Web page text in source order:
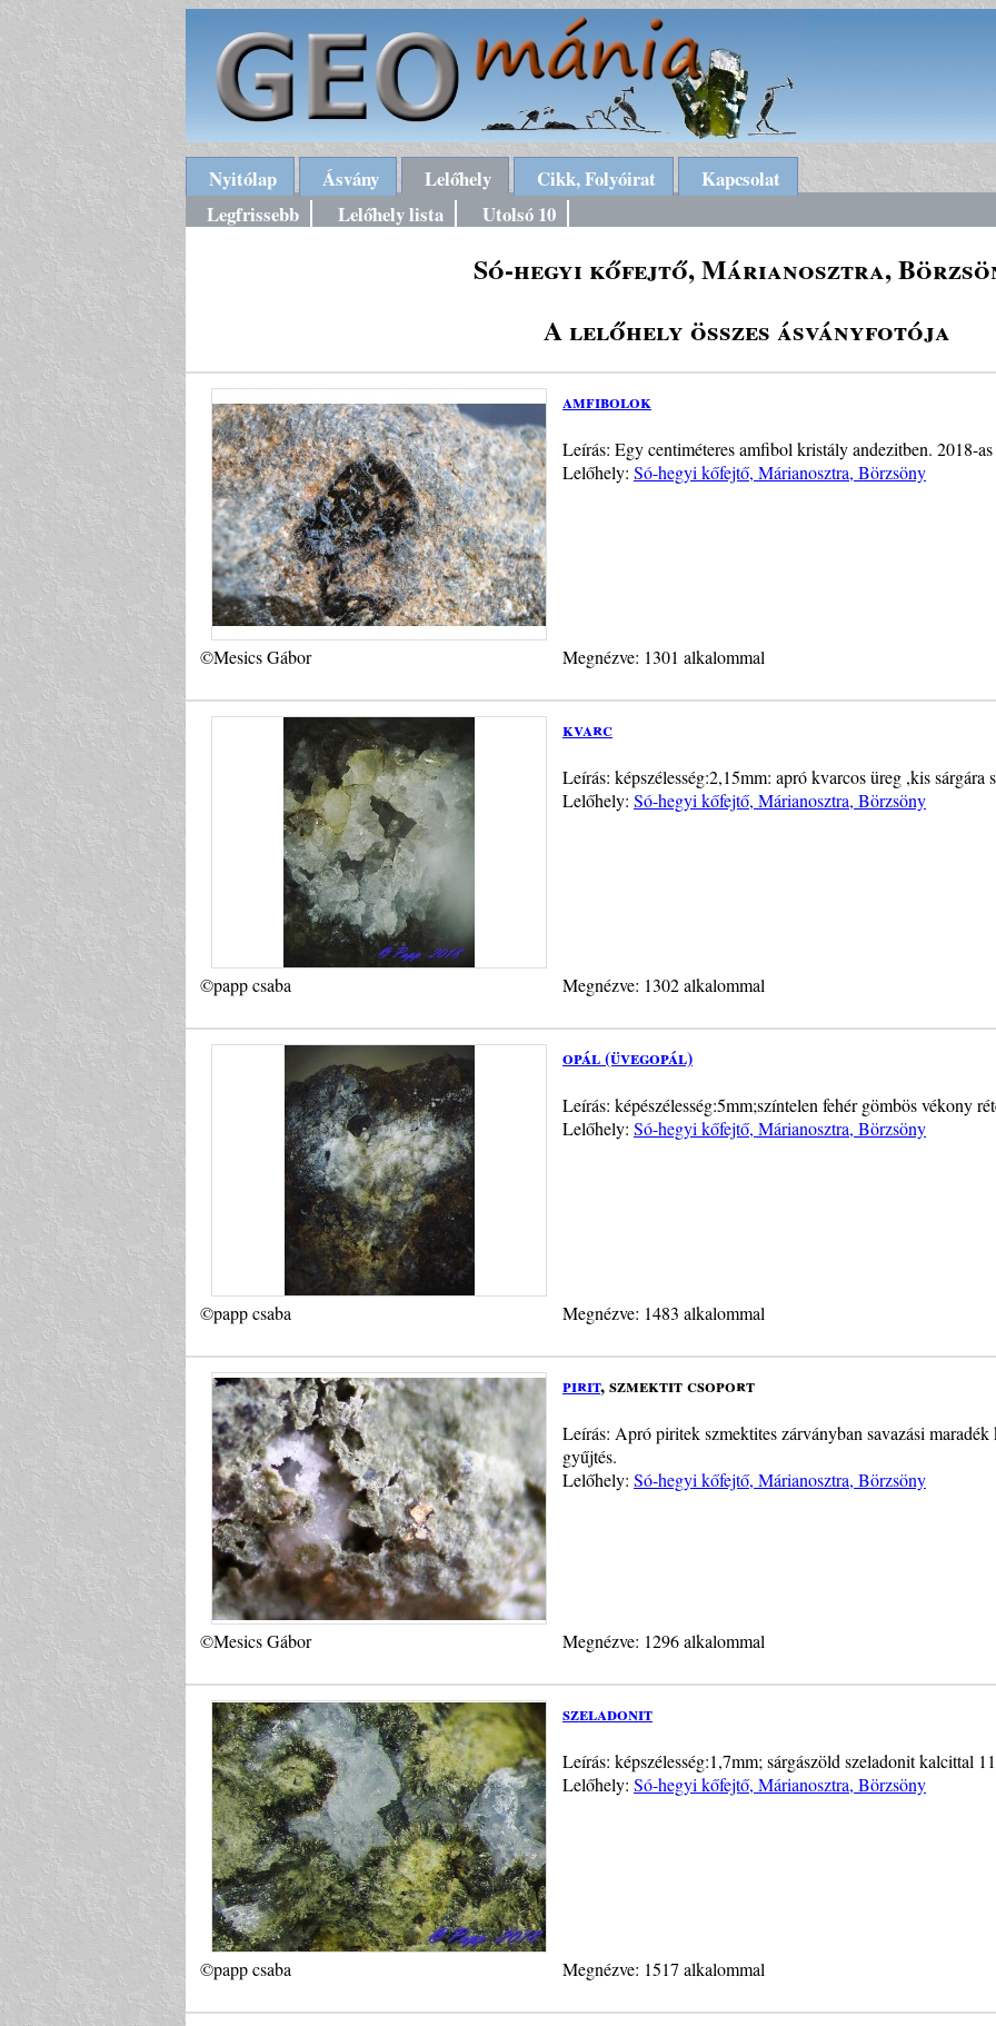
Nyitólap Ásvány Lelőhely Cikk, Folyóirat
Kapcsolat
Legfrissebb
Lelőhely lista Utolsó 10
Só-hegyi kőfejtő, Márianosztra,
A lelőhely összes ásványfotója
amfibolok
Leírás: Egy centiméteres amfibol kristály andezitben. 2018-
Lelőhely: Só-hegyi kőfejtő, Márianosztra, Börzsöny
©Mesics Gábor Megnézve: 1301 alkalommal
kvarc
Leírás: képszélesség:2,15mm: apró kvarcos üreg ,kis
Lelőhely: Só-hegyi kőfejtő, Márianosztra, Börzsöny
©papp csaba Megnézve: 1302 alkalommal
opál (üvegopál)
Leírás: képészélesség:5mm;színtelen fehér gömbös vékony
Lelőhely: Só-hegyi kőfejtő, Márianosztra, Börzsöny
©papp csaba Megnézve: 1483 alkalommal
pirit, szmektit csoport
Leírás: Apró piritek szmektites zárványban savazási
gyűjtés.
Lelőhely: Só-hegyi kőfejtő, Márianosztra, Börzsöny
©Mesics Gábor Megnézve: 1296 alkalommal
szeladonit
Leírás: képszélesség:1,7mm; sárgászöld szeladonit kalcittal
Lelőhely: Só-hegyi kőfejtő, Márianosztra, Börzsöny
©papp csaba Megnézve: 1517 alkalommal